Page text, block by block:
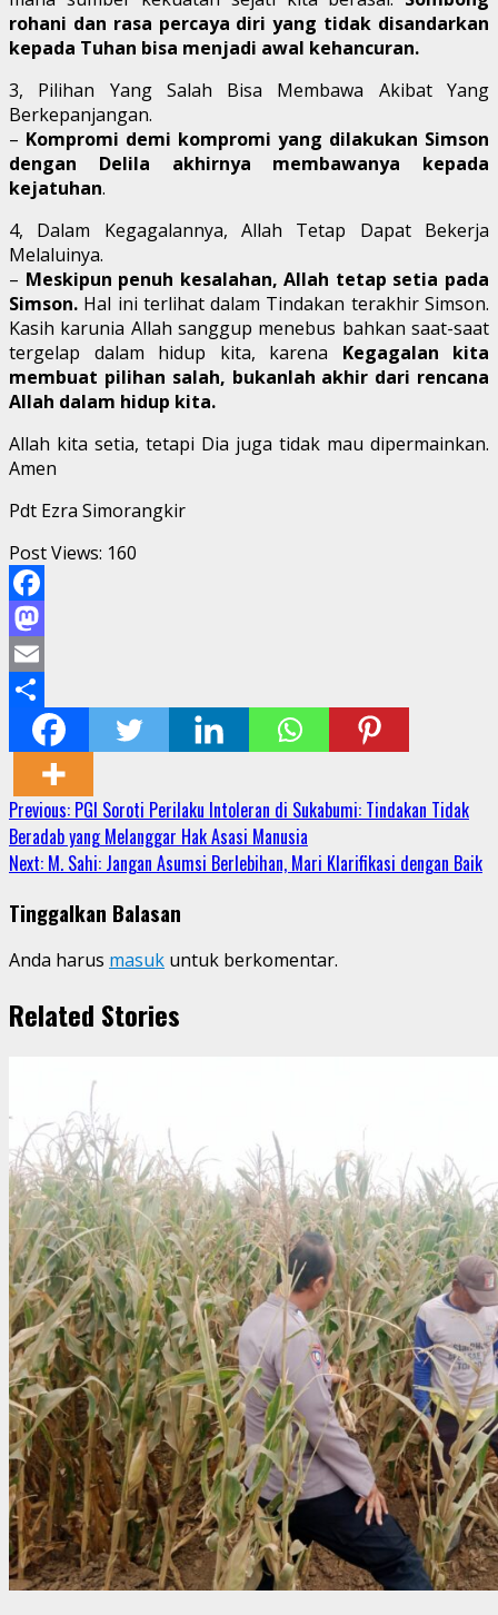
rohani dan rasa percaya diri yang tidak disandarkan
kepada Tuhan bisa menjadi awal kehancuran.
3, Pilihan Yang Salah Bisa Membawa Akibat Yang
Berkepanjangan.
– Kompromi demi kompromi yang dilakukan Simson
dengan Delila akhirnya membawanya kepada
kejatuhan.
4, Dalam Kegagalannya, Allah Tetap Dapat Bekerja
Melaluinya.
– Meskipun penuh kesalahan, Allah tetap setia pada
Simson. Hal ini terlihat dalam Tindakan terakhir Simson.
Kasih karunia Allah sanggup menebus bahkan saat-saat
tergelap dalam hidup kita, karena Kegagalan kita
membuat pilihan salah, bukanlah akhir dari rencana
Allah dalam hidup kita.
Allah kita setia, tetapi Dia juga tidak mau dipermainkan.
Amen
Pdt Ezra Simorangkir
Post Views: 160
Facebook
Mastodon
Email
Share
Continue
Reading
Previous: PGI Soroti Perilaku Intoleran di Sukabumi: Tindakan Tidak
Beradab yang Melanggar Hak Asasi Manusia
Next: M. Sahi: Jangan Asumsi Berlebihan, Mari Klarifikasi dengan Baik
Tinggalkan Balasan
Anda harus masuk untuk berkomentar.
Related Stories